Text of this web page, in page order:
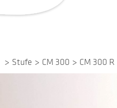
Stufe CM 300 CM 300 R